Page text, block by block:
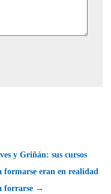
y Griñán: sus cursos
formarse eran en realidad
forrarse →